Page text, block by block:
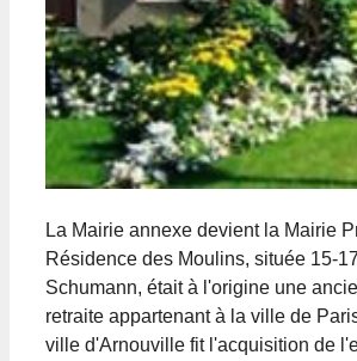
La Mairie annexe devient la Mairie
Résidence des Moulins, située 15-
Schumann, était à l'origine une
retraite appartenant à la ville de
ville d'Arnouville fit l'acquisition de